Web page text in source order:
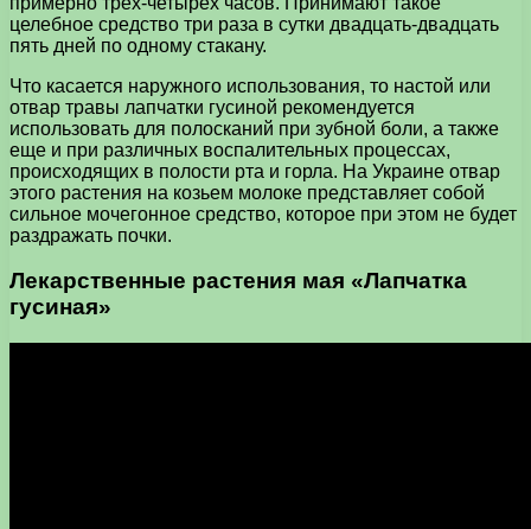
целебное средство три раза в сутки двадцать-двадцать
пять дней по одному стакану.
Что касается наружного использования, то настой или
отвар травы лапчатки гусиной рекомендуется
использовать для полосканий при зубной боли, а также
еще и при различных воспалительных процессах,
происходящих в полости рта и горла. На Украине отвар
этого растения на козьем молоке представляет собой
сильное мочегонное средство, которое при этом не будет
раздражать почки.
Лекарственные растения мая «Лапчатка
гусиная»